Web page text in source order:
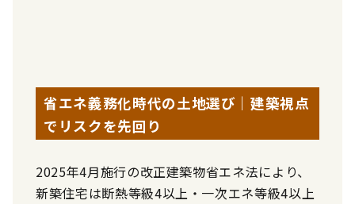
省エネ義務化時代の土地選び｜建築視点
でリスクを先回り
2025年4月施行の改正建築物省エネ法により、
新築住宅は断熱等級4以上・一次エネ等級4以上